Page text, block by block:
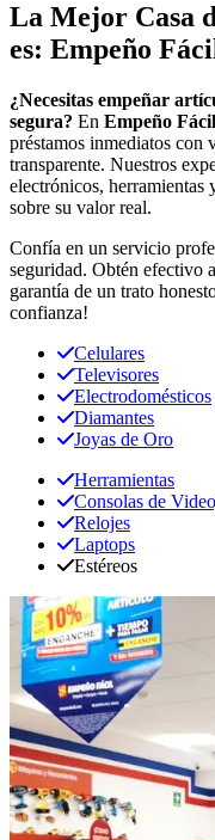
La Mejor Casa
es: Empeño
¿Necesitas empeñar
segura? En Empeño
préstamos inmediatos con
transparente. Nuestros
electrónicos, herramientas
sobre su valor real.
Confía en un servicio
seguridad. Obtén efectivo
garantía de un trato
confianza!
Celulares
Televisores
Electrodomésticos
Diamantes
Joyas de Oro
Herramientas
Consolas de
Relojes
Laptops
Estéreos